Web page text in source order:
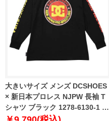
大きいサイズ メンズ DCSHOES
× 新日本プロレス NJPW 長袖 T
シャツ ブラック 1278-6130-1 3L
4L 5L 6L